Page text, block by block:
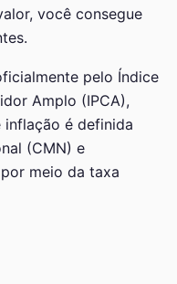
você consegue
pelo Índice
Amplo (IPCA),
inflação é definida
(CMN) e
meio da taxa